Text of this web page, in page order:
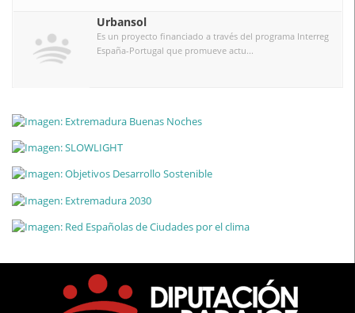
Urbansol
Es un proyecto financiado a través del programa Interreg
España-Portugal que promueve actu...